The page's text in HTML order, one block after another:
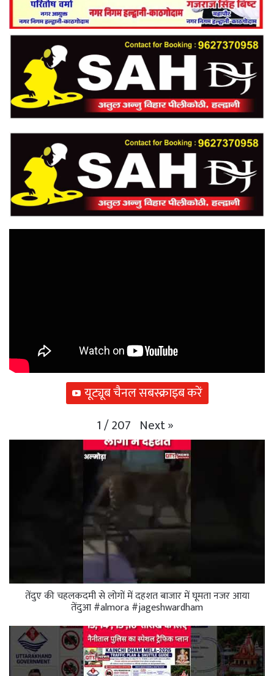
यूट्यूब चैनल सबस्क्राइब करें
1/207 Next»
तेंदुए की चहलकदमी से लोगों में दहशत बाजार में घूमता नजर आया
तेंदुआ #almora #jageshwardham